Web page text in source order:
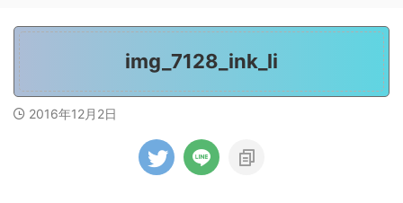
img_7128_ink_li
2016年12月2日